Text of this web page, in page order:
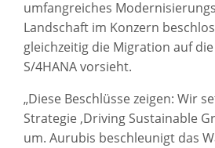
umfangreiches
Landschaft im Konzern
gleichzeitig die Migration auf
S/4HANA vorsieht.
„Diese Beschlüsse zeigen: Wir
Strategie ‚Driving Sustainable
um. Aurubis beschleunigt das